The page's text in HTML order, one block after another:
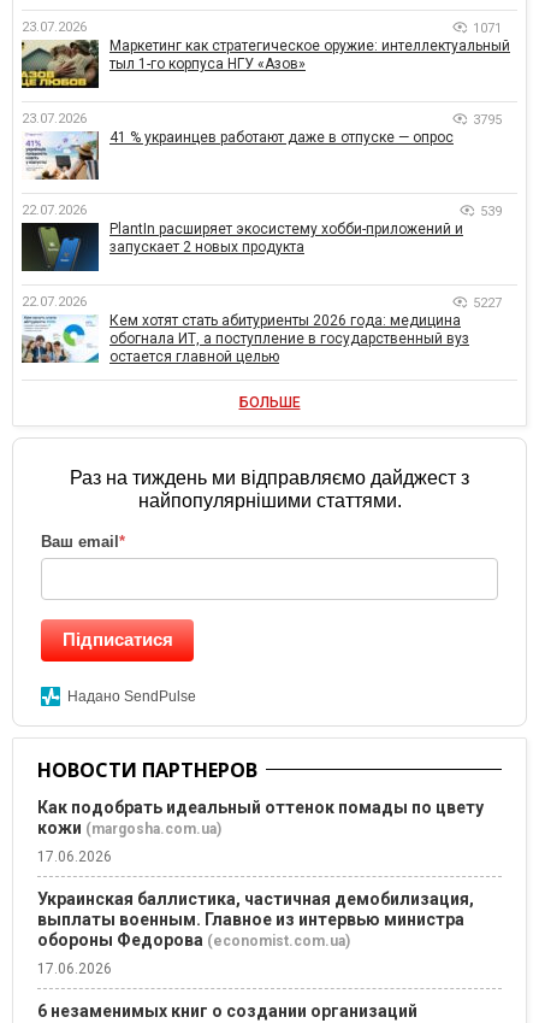
23.07.2026 1071
Маркетинг как стратегическое оружие: интеллектуальный
тыл 1-го корпуса НГУ «Азов»
23.07.2026 3795
41 % украинцев работают даже в отпуске — опрос
22.07.2026 539
PlantIn расширяет экосистему хобби-приложений и
запускает 2 новых продукта
22.07.2026 5227
Кем хотят стать абитуриенты 2026 года: медицина
обогнала ИТ, а поступление в государственный вуз
остается главной целью
БОЛЬШЕ
Раз на тиждень ми відправляємо дайджест з
найпопулярнішими статтями.
Ваш email *
Підписатися
Надано SendPulse
НОВОСТИ ПАРТНЕРОВ
Как подобрать идеальный оттенок помады по цвету
кожи (margosha.com.ua)
17.06.2026
Украинская баллистика, частичная демобилизация,
выплаты военным. Главное из интервью министра
обороны Федорова (economist.com.ua)
17.06.2026
6 незаменимых книг о создании организаций